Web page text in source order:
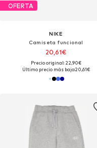
OFERTA
NIKE
Camiseta funcional
20,61€
Precio original: 22,90€
Último precio más bajo:20,61€